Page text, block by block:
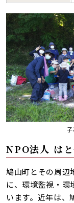
NPO法人 は
鳩山町とその周辺
に、環境監視・環
います。近年は、